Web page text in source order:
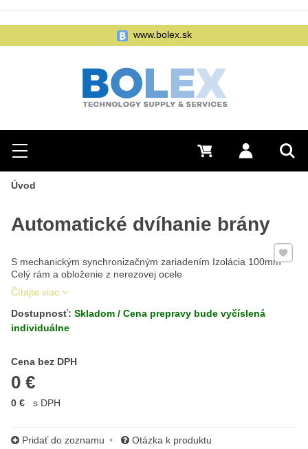
Hľadať
Menu Prihlásiť sa
0 €
www.bolex.sk
Úvod
Automatické dvíhanie brány
S mechanickým synchronizačným zariadením Izolácia 100mm
Celý rám a obloženie z nerezovej ocele
Čítajte viac
Pridať
Dostupnosť: Skladom / Cena prepravy bude vyčíslená
individuálne
Cena bez DPH
0 €
Cena s DPH
0 € s DPH
Pridať do zoznamu Otázka k produktu